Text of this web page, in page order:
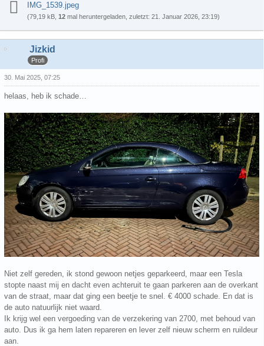
IMG_1539.jpeg
(79,19 kB, 12 mal heruntergeladen, zuletzt: 21. Januar 2026, 23:19)
Jizkid
Profi
30. Mai 2025, 07:25
helaas, heb ik schade…
Niet zelf gereden, ik stond gewoon netjes geparkeerd, maar een Tesla
stopte naast mij en dacht even achteruit te gaan parkeren aan de overkant
van de straat, maar dat ging een beetje te snel. € 4000 schade. En dat is
de auto natuurlijk niet waard.
Ik krijg wel een vergoeding van de verzekering van 2700, met behoud van
auto. Dus ik ga hem laten repareren en lever zelf nieuw scherm en ruildeur
aan.